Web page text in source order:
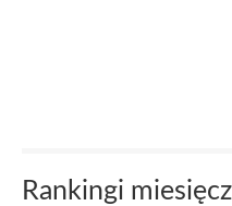
Rankingi